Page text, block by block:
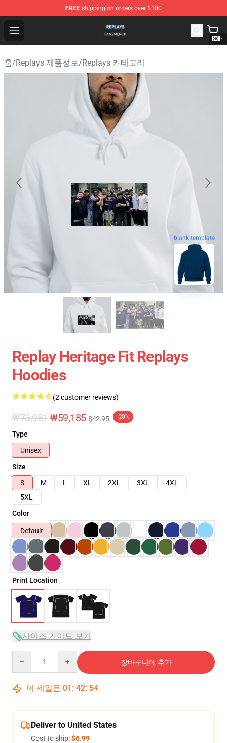
FREE shipping on orders over $100
Open menu
Replays Shop - Official Replays Merchandise Store
홈/Replays 제품정보/Replays 카테고리
blank template
Replay Heritage Fit Replays
Hoodies
(2 customer reviews)
₩73,981 ₩59,185 $42.95 -20%
Type
Unisex
Size
S
M L XL 2XL 3XL
4XL
5XL
Color
Default
Print Location
사이즈 가이드 보기
장바구니에 추가
이 세일은 01 : 42: 54
Deliver to United States
Cost to ship:$6.99